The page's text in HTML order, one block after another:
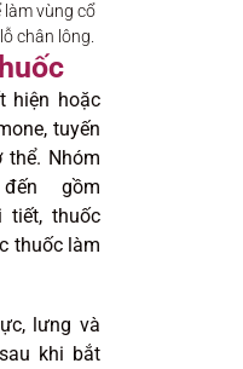
làm vùng cổ
chân lông.
hiện hoặc
tuyến
thể. Nhóm
gồm
tiết, thuốc
thuốc làm
lưng và
khi bắt